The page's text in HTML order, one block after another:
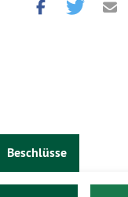
Beschlüsse